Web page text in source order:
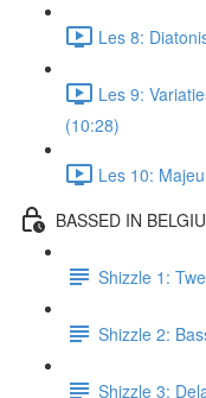
Les 8:
Les 9:
(10:28)
Les 10:
BASSED IN
Shizzle 1:
Shizzle 2:
Shizzle 3: